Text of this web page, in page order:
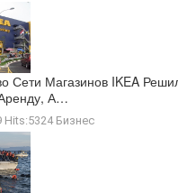
Сети Магазинов IKEA
А…
Hits:5324 Бизнес